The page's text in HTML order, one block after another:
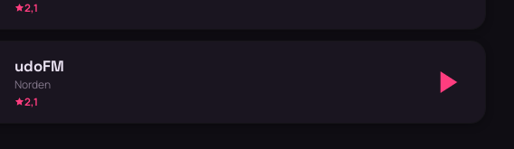
2,1
udoFM
Norden
2,1